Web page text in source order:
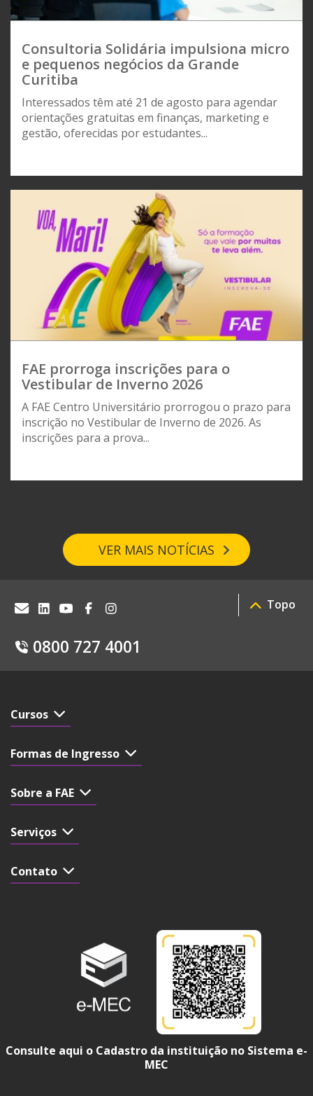
Consultoria Solidária impulsiona micro
e pequenos negócios da Grande
Curitiba
Interessados têm até 21 de agosto para agendar
orientações gratuitas em finanças, marketing e
gestão, oferecidas por estudantes...
FAE prorroga inscrições para o
Vestibular de Inverno 2026
A FAE Centro Universitário prorrogou o prazo para
inscrição no Vestibular de Inverno de 2026. As
inscrições para a prova...
VER MAIS NOTÍCIAS
0800 727 4001
Topo
Cursos
Formas de Ingresso
Sobre a FAE
Serviços
Contato
Consulte aqui o Cadastro da instituição no Sistema e-
MEC